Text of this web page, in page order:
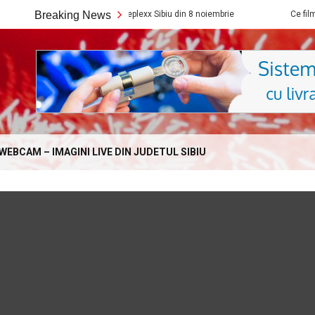
Breaking News
filme noi vedem la Cineplexx Sibiu din 8 noiembrie Ce filme noi
– IMAGINI LIVE DIN JUDETUL SIBIU